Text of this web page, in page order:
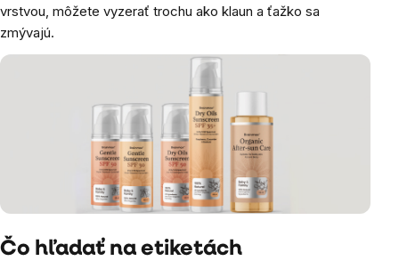
vrstvou, môžete vyzerať trochu ako klaun a ťažko sa
zmývajú.
Čo hľadať na etiketách